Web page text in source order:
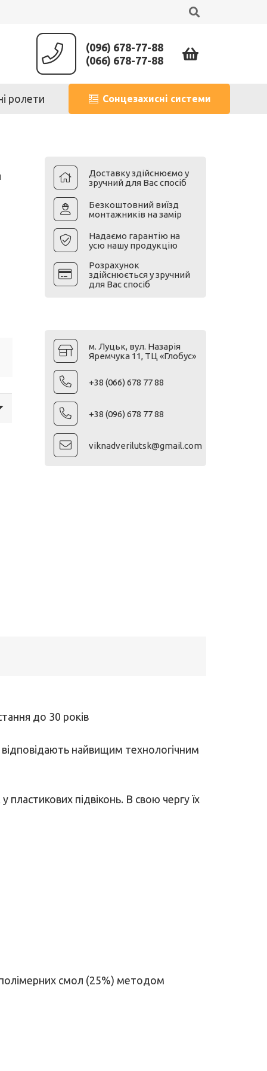
(096) 678-77-88
(066) 678-77-88
ролети Сонцезахисні системи
Доставку здійснюємо у
зручний для Вас спосіб
Безкоштовний виїзд
монтажників на замір
Надаємо гарантію на
усю нашу продукцію
Розрахунок
здійснюється у зручний
для Вас спосіб
м. Луцьк, вул. Назарія
Яремчука 11, ТЦ «Глобус»
+38 (066) 678 77 88
+38 (096) 678 77 88
viknadverilutsk@gmail.com
до 30 років
відповідають найвищим технологічним
підвіконь. В свою чергу їх
полімерних смол (25%) методом